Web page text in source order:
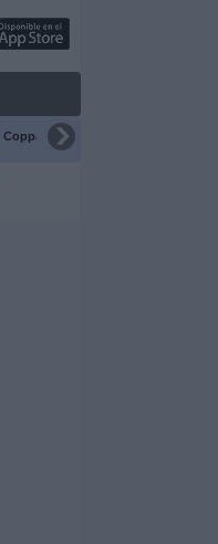
Coppa del Mondo FIFA per club